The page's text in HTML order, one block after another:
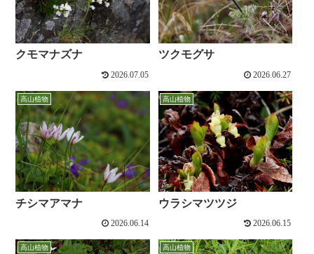
クモマナズナ
2026.07.05
ツクモグサ
2026.06.27
高山植物
チシマアマナ
2026.06.14
高山植物
ウラシマツツジ
2026.06.15
高山植物 高山植物